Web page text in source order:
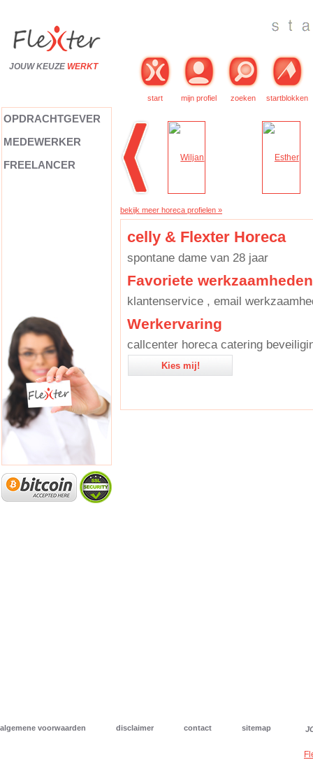
JOUW KEUZE WERKT
start mijn profiel zoeken startblokken
OPDRACHTGEVER
MEDEWERKER
FREELANCER
bekijk meer horeca profielen »
celly & Flexter Horeca
spontane dame van 28 jaar
Favoriete werkzaamheden
klantenservice , email
Werkervaring
callcenter horeca catering
Kies mij!
algemene voorwaarden disclaimer contact sitemap